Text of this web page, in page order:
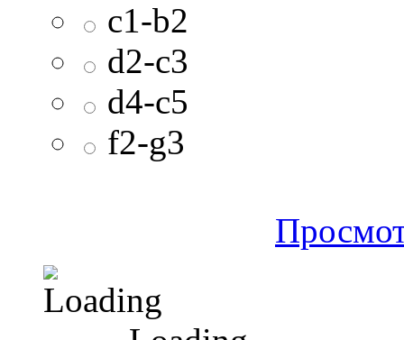
c1-b2
d2-c3
d4-c5
f2-g3